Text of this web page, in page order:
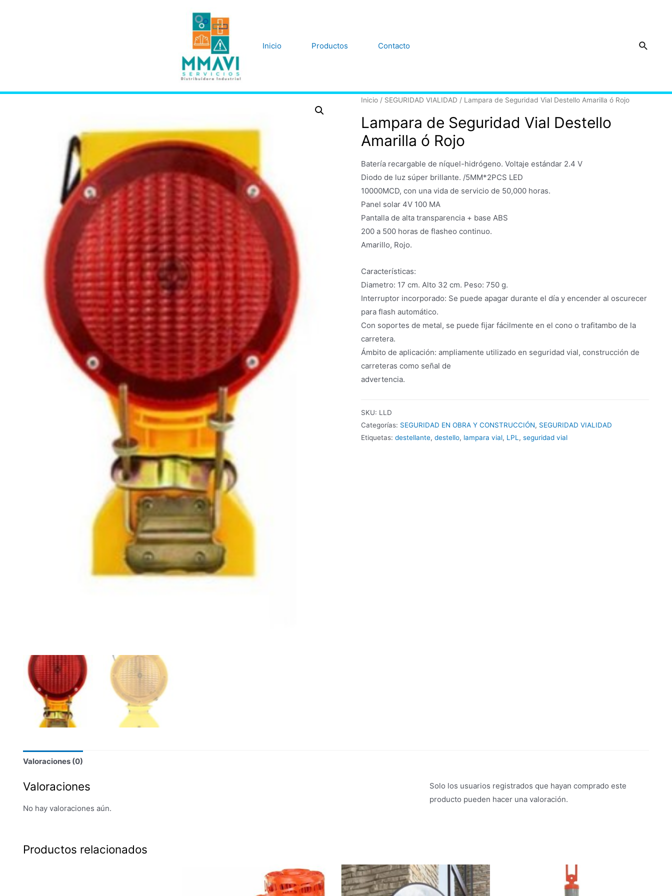
Inicio Productos Contacto Buscar
Inicio / SEGURIDAD VIALIDAD / Lampara de Seguridad Vial Destello Amarilla ó Rojo
Lampara de Seguridad Vial Destello
Amarilla ó Rojo
Batería recargable de níquel-hidrógeno. Voltaje estándar 2.4 V
Diodo de luz súper brillante. /5MM*2PCS LED
10000MCD, con una vida de servicio de 50,000 horas.
Panel solar 4V 100 MA
Pantalla de alta transparencia + base ABS
200 a 500 horas de flasheo continuo.
Amarillo, Rojo.
Características:
Diametro: 17 cm. Alto 32 cm. Peso: 750 g.
Interruptor incorporado: Se puede apagar durante el día y encender al oscurecer
para flash automático.
Con soportes de metal, se puede fijar fácilmente en el cono o trafitambo de la
carretera.
Ámbito de aplicación: ampliamente utilizado en seguridad vial, construcción de
carreteras como señal de
advertencia.
SKU: LLD
Categorías: SEGURIDAD EN OBRA Y CONSTRUCCIÓN, SEGURIDAD VIALIDAD
Etiquetas:destellante,destello, lampara vial, LPL ,seguridad vial
Valoraciones (0)
Valoraciones
No hay valoraciones aún.
Solo los usuarios registrados que hayan comprado este
producto pueden hacer una valoración.
Productos relacionados